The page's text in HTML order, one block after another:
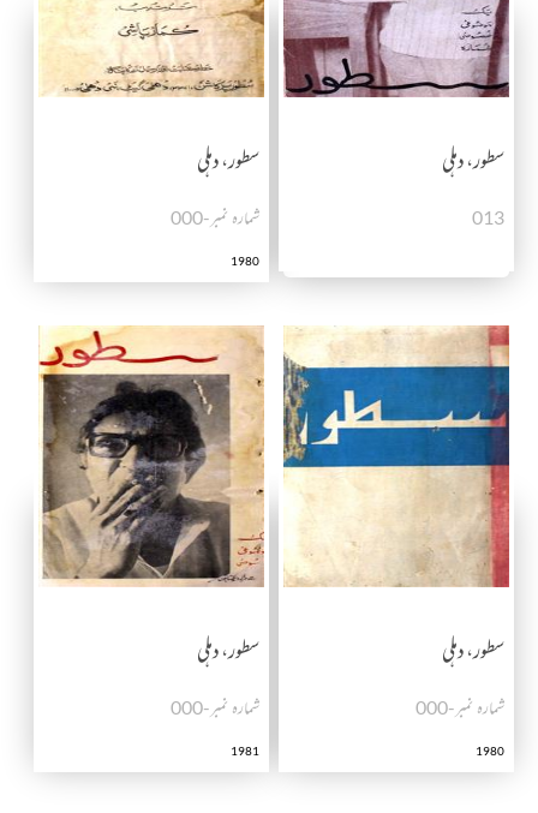
سطور، دہلی
013
سطور، دہلی
شمارہ نمبر-000
1980
سطور، دہلی
شمارہ نمبر-000
1980
سطور، دہلی
شمارہ نمبر-000
1981